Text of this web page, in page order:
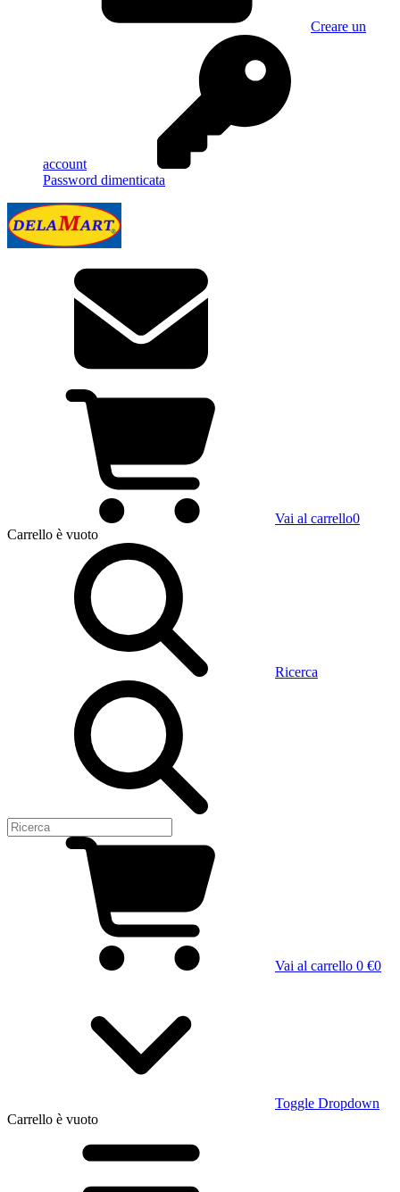
Creare un
account
Password dimenticata
Vai al carrello0
Carrello è vuoto
Ricerca
Vai al carrello 0 €0
Toggle Dropdown
Carrello è vuoto